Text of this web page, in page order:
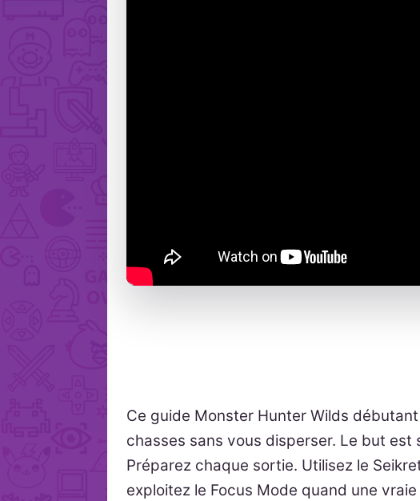
Ce guide Monster Hunter Wilds
chasses sans vous disperser. Le but est
Préparez chaque sortie. Utilisez le
exploitez le Focus Mode quand une